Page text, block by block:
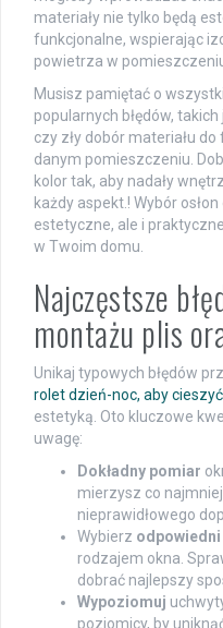
materiały nie tylko będą
funkcjonalne, wspierając
powietrza w
Musisz pamiętać o
popularnych błędów,
czy zły dobór materiału
danym pomieszczeniu.
kolor tak, aby nadały
każdy aspekt.! Wybór
estetyczne, ale i
w Twoim domu.
Najczęstsze
montażu plis
Unikaj typowych błędów
rolet dzień-noc, aby cieszyć
estetyką. Oto kluczowe
uwagę:
Dokładny pomiar
mierzysz co
nieprawidłowego
Wybierz
rodzajem okna.
dobrać najlepszy
Wypoziomuj
poziomicy, by